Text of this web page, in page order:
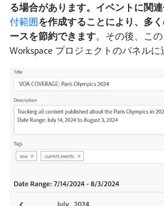
る場合があります。イベントに関
付範囲を作成することにより、多
ースを節約できます。その後、こ
Workspace プロジェクトのパネルに